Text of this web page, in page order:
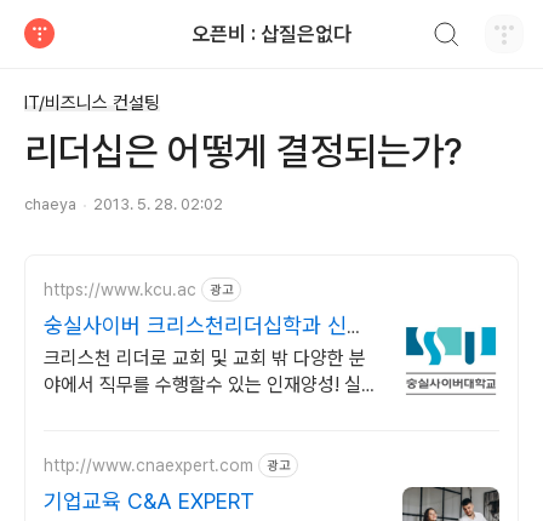
오픈비 : 삽질은없다
IT/비즈니스 컨설팅
리더십은 어떻게 결정되는가?
chaeya 2013. 5. 28. 02:02
https://www.kcu.ac 광고
숭실사이버 크리스천리더십학과 신편
입생 모집 중!
크리스천 리더로 교회 및 교회 밖 다양한 분
야에서 직무를 수행할수 있는 인재양성! 실력
http://www.cnaexpert.com 광고
기업교육 C&A EXPERT